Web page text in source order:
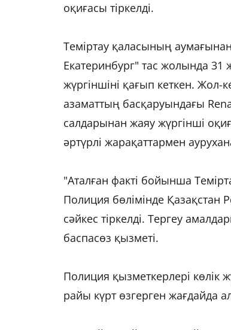
оқиғасы тіркелді.
Теміртау қаласының
Екатеринбург" тас жолында 31
жүргіншіні қағып кеткен. Жол-
азаматтың басқаруындағы
салдарынан жаяу жүргінші
әртүрлі жарақаттармен
"Аталған факті бойынша
Полиция бөлімінде Қазақстан
сәйкес тіркелді. Тергеу
баспасөз қызметі.
Полиция қызметкерлері көлік
райы күрт өзгерген жағдайда